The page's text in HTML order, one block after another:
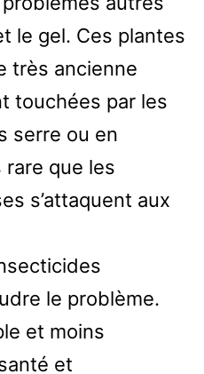
le gel. Ces plantes
très ancienne
touchées par les
serre ou en
rare que les
s’attaquent aux
le problème.
et moins
et